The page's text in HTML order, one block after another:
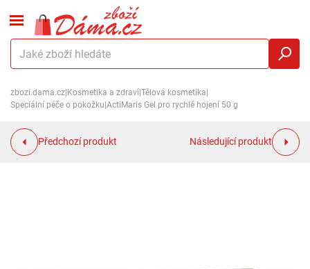
zbozi.dama.cz Kosmetika a zdraví Tělová kosmetika
Speciální péče o pokožku ActiMaris Gel pro rychlé hojení 50 g
Předchozí produkt Následující produkt